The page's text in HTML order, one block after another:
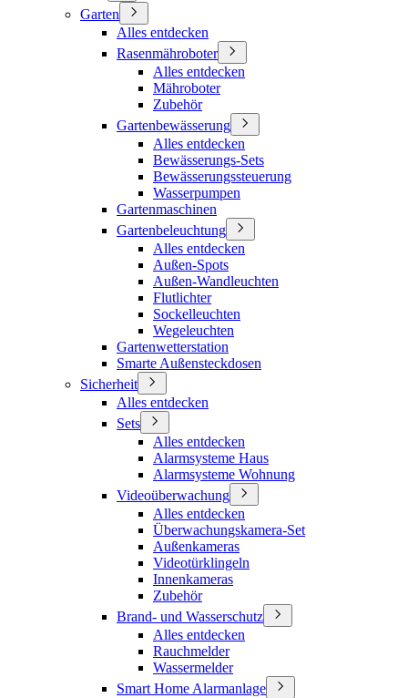
Garten
Alles entdecken
Rasenmähroboter
Alles entdecken
Mähroboter
Zubehör
Gartenbewässerung
Alles entdecken
Bewässerungs-Sets
Bewässerungssteuerung
Wasserpumpen
Gartenmaschinen
Gartenbeleuchtung
Alles entdecken
Außen-Spots
Außen-Wandleuchten
Flutlichter
Sockelleuchten
Wegeleuchten
Gartenwetterstation
Smarte Außensteckdosen
Sicherheit
Alles entdecken
Sets
Alles entdecken
Alarmsysteme Haus
Alarmsysteme Wohnung
Videoüberwachung
Alles entdecken
Überwachungskamera-Set
Außenkameras
Videotürklingeln
Innenkameras
Zubehör
Brand- und Wasserschutz
Alles entdecken
Rauchmelder
Wassermelder
Smart Home Alarmanlage